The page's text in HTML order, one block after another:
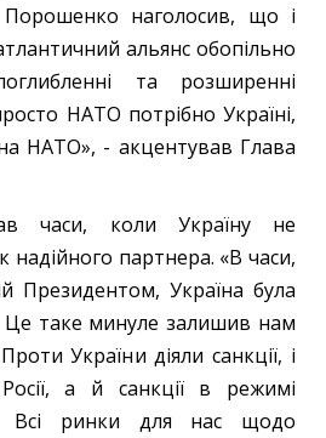
наголосив, що і
альянс обопільно
та розширенні
НАТО потрібно Україні,
НАТО», - акцентував Глава
часи, коли Україну не
надійного партнера. «В часи,
Президентом, Україна була
Це таке минуле залишив нам
України діяли санкції, і
а й санкції в режимі
Всі ринки для нас щодо